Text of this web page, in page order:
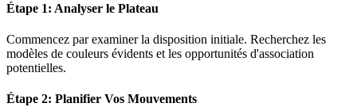
Étape 1: Analyser le Plateau
Commencez par examiner la disposition initiale. Recherchez les
modèles de couleurs évidents et les opportunités d'association
potentielles.
Étape 2: Planifier Vos Mouvements